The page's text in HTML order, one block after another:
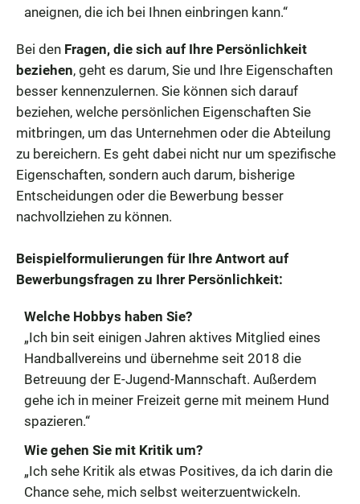
aneignen, die ich bei Ihnen einbringen kann.“
Bei den Fragen, die sich auf Ihre Persönlichkeit
beziehen, geht es darum, Sie und Ihre Eigenschaften
besser kennenzulernen. Sie können sich darauf
beziehen, welche persönlichen Eigenschaften Sie
mitbringen, um das Unternehmen oder die Abteilung
zu bereichern. Es geht dabei nicht nur um spezifische
Eigenschaften, sondern auch darum, bisherige
Entscheidungen oder die Bewerbung besser
nachvollziehen zu können.
Beispielformulierungen für Ihre Antwort auf
Bewerbungsfragen zu Ihrer Persönlichkeit:
Welche Hobbys haben Sie?
„Ich bin seit einigen Jahren aktives Mitglied eines
Handballvereins und übernehme seit 2018 die
Betreuung der E-Jugend-Mannschaft. Außerdem
gehe ich in meiner Freizeit gerne mit meinem Hund
spazieren.“
Wie gehen Sie mit Kritik um?
„Ich sehe Kritik als etwas Positives, da ich darin die
Chance sehe, mich selbst weiterzuentwickeln.